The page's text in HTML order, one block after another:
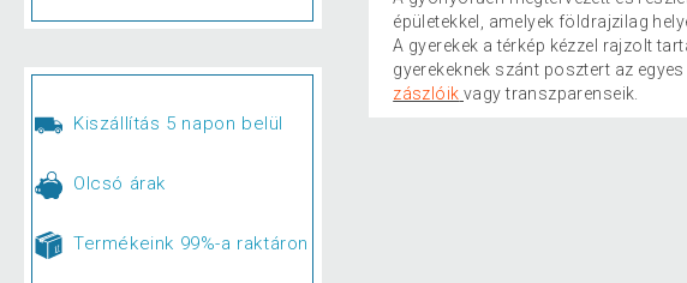
Kiszállítás 5 napon belül
Olcsó árak
Termékeink 99%-a raktáron
épületekkel, amelyek földrajzilag
A gyerekek a térkép kézzel rajzolt
gyerekeknek szánt posztert az
zászlóik vagy transzparenseik.